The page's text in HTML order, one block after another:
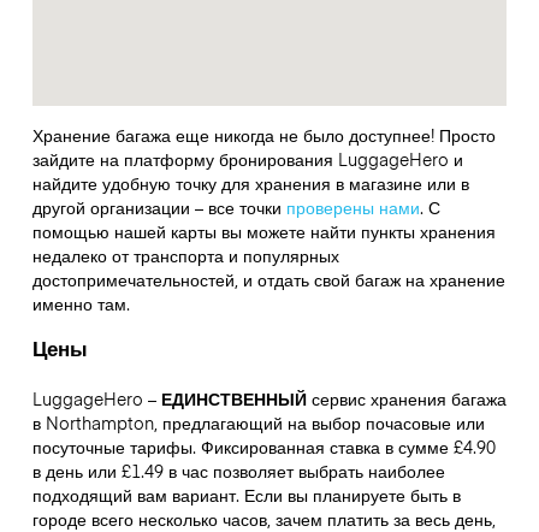
Хранение багажа еще никогда не было доступнее! Просто
зайдите на платформу бронирования LuggageHero и
найдите удобную точку для хранения в магазине или в
другой организации – все точки проверены нами. С
помощью нашей карты вы можете найти пункты хранения
недалеко от транспорта и популярных
достопримечательностей, и отдать свой багаж на хранение
именно там.
Цены
LuggageHero – ЕДИНСТВЕННЫЙсервис хранения багажа
в Northampton, предлагающий на выбор почасовые или
посуточные тарифы. Фиксированная ставка в сумме £4.90
в день или £1.49 в час позволяет выбрать наиболее
подходящий вам вариант. Если вы планируете быть в
городе всего несколько часов, зачем платить за весь день,